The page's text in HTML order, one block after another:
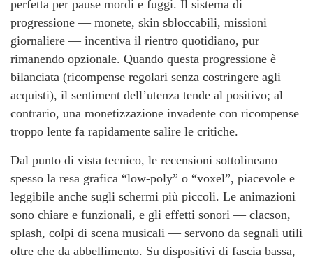
perfetta per pause mordi e fuggi. Il sistema di
progressione — monete, skin sbloccabili, missioni
giornaliere — incentiva il rientro quotidiano, pur
rimanendo opzionale. Quando questa progressione è
bilanciata (ricompense regolari senza costringere agli
acquisti), il sentiment dell’utenza tende al positivo; al
contrario, una monetizzazione invadente con ricompense
troppo lente fa rapidamente salire le critiche.
Dal punto di vista tecnico, le recensioni sottolineano
spesso la resa grafica “low-poly” o “voxel”, piacevole e
leggibile anche sugli schermi più piccoli. Le animazioni
sono chiare e funzionali, e gli effetti sonori — clacson,
splash, colpi di scena musicali — servono da segnali utili
oltre che da abbellimento. Su dispositivi di fascia bassa,